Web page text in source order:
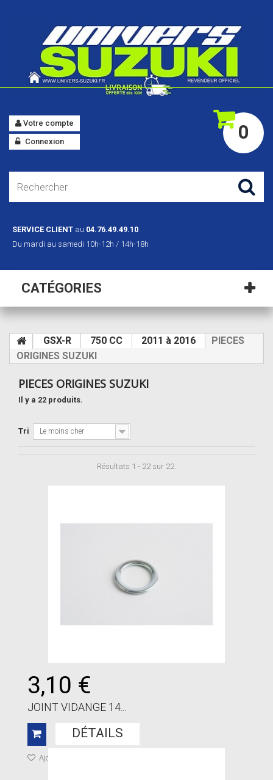
0
Votre compte
Connexion
SERVICE CLIENT au 04.76.49.49.10
Du mardi au samedi 10h-12h / 14h-18h
CATÉGORIES
GSX-R 750 CC 2011 à 2016
PIECES
ORIGINES SUZUKI
PIECES ORIGINES SUZUKI
Il y a 22 produits.
Tri Le moins cher
Résultats 1 - 22 sur 22.
3,10 €
JOINT VIDANGE 14...
DÉTAILS
Ajouter à ma liste de cadeaux